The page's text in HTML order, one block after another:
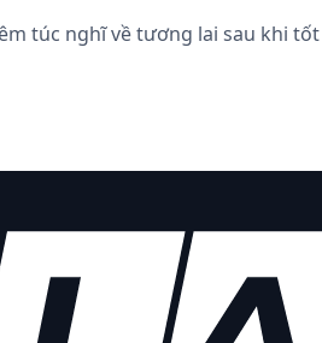
túc nghĩ về tương lai sau khi tốt